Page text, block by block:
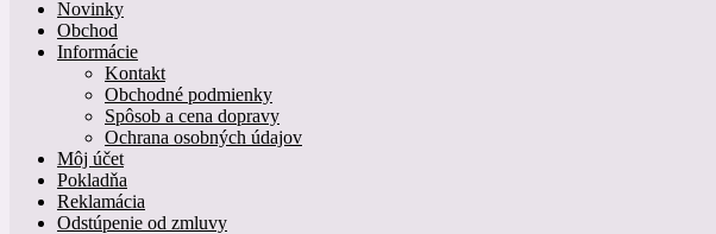
Novinky
Obchod
Informácie
Kontakt
Obchodné podmienky
Spôsob a cena dopravy
Ochrana osobných údajov
Môj účet
Pokladňa
Reklamácia
Odstúpenie od zmluvy